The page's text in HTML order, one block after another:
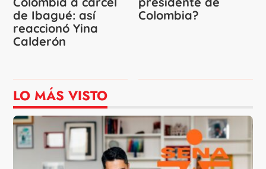
de Ibagué: así
reaccionó Yina
Calderón
Colombia?
LO MÁS VISTO